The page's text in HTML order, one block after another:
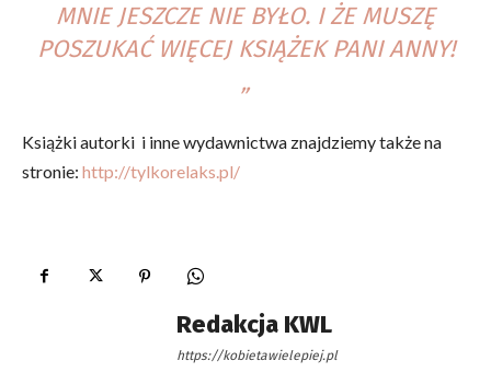
MNIE JESZCZE NIE BYŁO. I ŻE MUSZĘ
POSZUKAĆ WIĘCEJ KSIĄŻEK PANI ANNY!
„
Książki autorki i inne wydawnictwa znajdziemy także na
stronie: http://tylkorelaks.pl/
Redakcja KWL
https://kobietawielepiej.pl